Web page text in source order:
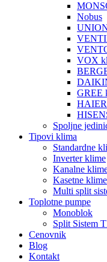
Nobus
VOX
GREE
HAIER
Spoljne
Tipovi klima
Standardne
Inverter klime
Kanalne
Kasetne klime
Multi split
Toplotne pumpe
Monoblok
Split Sistem
Cenovnik
Blog
Kontakt